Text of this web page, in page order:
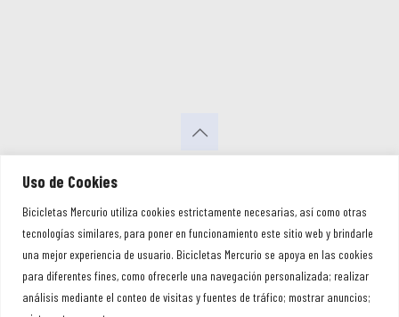
Uso de Cookies
Bicicletas Mercurio utiliza cookies estrictamente necesarias, así como otras
tecnologías similares, para poner en funcionamiento este sitio web y brindarle
una mejor experiencia de usuario. Bicicletas Mercurio se apoya en las cookies
para diferentes fines, como ofrecerle una navegación personalizada; realizar
análisis mediante el conteo de visitas y fuentes de tráfico; mostrar anuncios;